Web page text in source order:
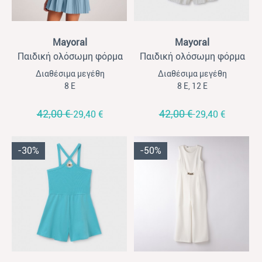
Mayoral
Παιδική ολόσωμη φόρμα
για κορίτσια Mayoral κοντή
κρεπ πλισέ σιέλ
Διαθέσιμα μεγέθη
8 Ε
42,00 €29,40 €
Mayoral
Παιδική ολόσωμη φόρμα
για κορίτσια Mayoral κοντή
κρεπ πλισέ εκρού
Διαθέσιμα μεγέθη
8 Ε, 12 Ε
42,00 €29,40 €
-30% -50%